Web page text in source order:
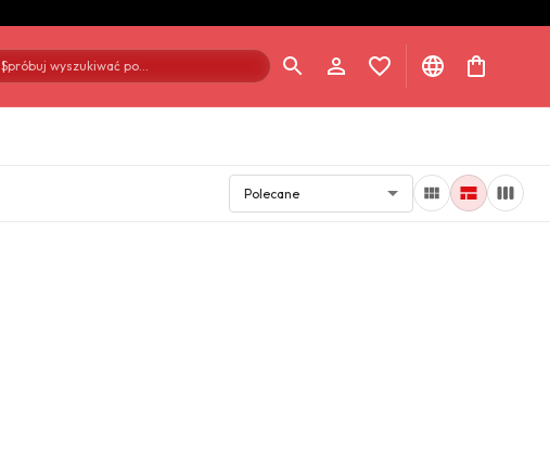
Spróbuj wyszukiwać po...
|
Polecane